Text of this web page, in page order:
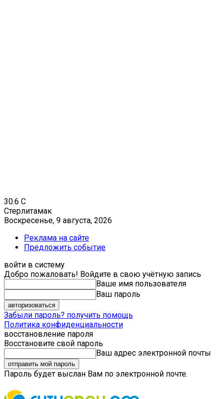
30.6 C
Стерлитамак
Воскресенье, 9 августа, 2026
Реклама на сайте
Предложить событие
войти в систему
Добро пожаловать! Войдите в свою учётную запись
Ваше имя пользователя
Ваш пароль
Забыли пароль? получить помощь
Политика конфиденциальности
восстановление пароля
Восстановите свой пароль
Ваш адрес электронной почты
Пароль будет выслан Вам по электронной почте.